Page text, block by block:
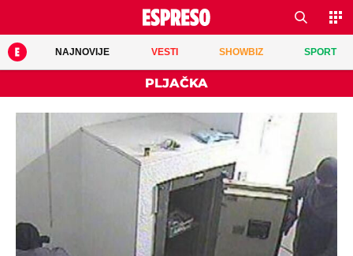
NAJNOVIJE VESTI SHOWBIZ SPORT
PLJAČKA